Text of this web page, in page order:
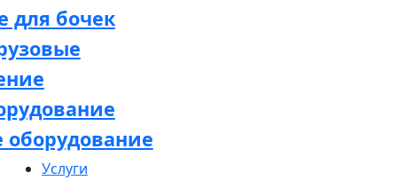
для бочек
оборудование
Услуги